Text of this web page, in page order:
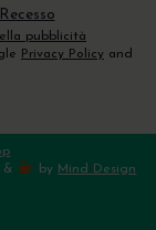
pubblicità
Privacy Policy and
& by Mind Design